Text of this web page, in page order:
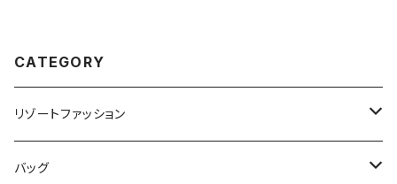
CATEGORY
リゾートファッション
トップス
バッグ